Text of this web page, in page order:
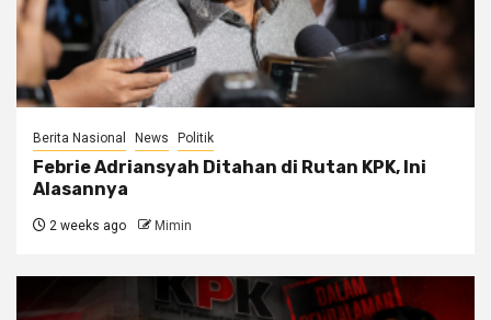
Berita Nasional News Politik
Febrie Adriansyah Ditahan di Rutan KPK, Ini
Alasannya
2 weeks ago Mimin